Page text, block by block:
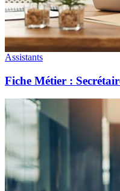
Assistants
Fiche Métier :